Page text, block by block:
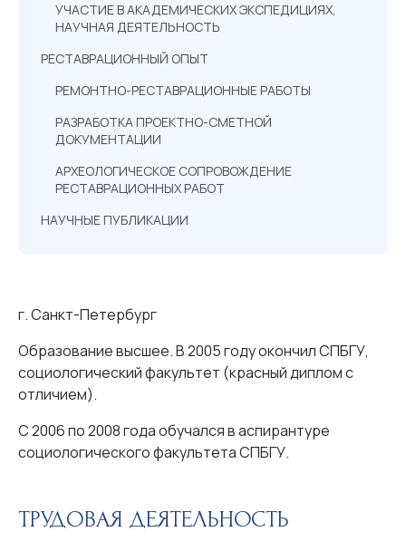
УЧАСТИЕ В АКАДЕМИЧЕСКИХ ЭКСПЕДИЦИЯХ,
НАУЧНАЯ ДЕЯТЕЛЬНОСТЬ
РЕСТАВРАЦИОННЫЙ ОПЫТ
РЕМОНТНО-РЕСТАВРАЦИОННЫЕ РАБОТЫ
РАЗРАБОТКА ПРОЕКТНО-СМЕТНОЙ
ДОКУМЕНТАЦИИ
АРХЕОЛОГИЧЕСКОЕ СОПРОВОЖДЕНИЕ
РЕСТАВРАЦИОННЫХ РАБОТ
НАУЧНЫЕ ПУБЛИКАЦИИ
г. Санкт-Петербург
Образование высшее. В 2005 году окончил СПБГУ,
социологический факультет (красный диплом с
отличием).
С 2006 по 2008 года обучался в аспирантуре
социологического факультета СПБГУ.
ТРУДОВАЯ ДЕЯТЕЛЬНОСТЬ